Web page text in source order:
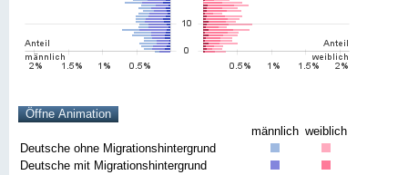
männlich weiblich
Deutsche ohne Migrationshintergrund
Deutsche mit Migrationshintergrund